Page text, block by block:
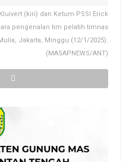
(kiri) dan Ketum PSSI Erick
pengenalan tim pelatih timnas
Jakarta, Minggu (12/1/2025).
(MASAPNEWS/ANT)